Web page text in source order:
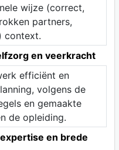
wijze (correct,
partners,
context.
en veerkracht
efficiënt en
volgens de
en gemaakte
de opleiding.
en brede